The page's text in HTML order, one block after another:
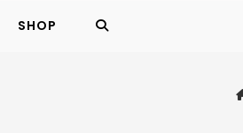
SHOP TOGGLE